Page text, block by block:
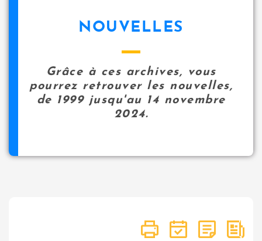
NOUVELLES
Grâce à ces archives, vous
pourrez retrouver les nouvelles,
de 1999 jusqu'au 14 novembre
2024.